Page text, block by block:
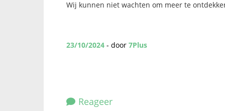
Wij kunnen niet wachten om meer te
23/10/2024 - door 7Plus
Reageer